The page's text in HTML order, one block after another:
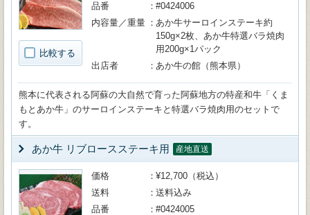
比較する
品番
#0424006
内容量／重量
あか牛サーロインステーキ約
150g×2枚、あか牛特選バラ焼肉
用200g×1パック
出店者
あか牛の館（熊本県）
熊本に代表される阿蘇の大自然で育った阿蘇地方の特産和牛「くま
もとあか牛」のサーロインステーキと特選バラ焼肉用のセットで
す。
あか牛 リブロースステーキ用 産地直送
価格
¥12,700（税込）
送料
送料込み
品番
#0424005